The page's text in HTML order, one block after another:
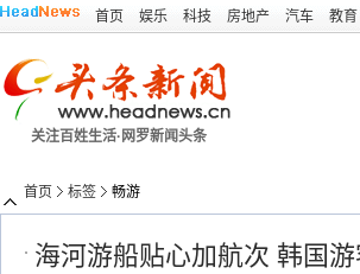
首页 娱乐 科技 房地产 汽车 教育
关注百姓生活·网罗新闻头条
首页 标签 畅游
海河游船贴心加航次 韩国